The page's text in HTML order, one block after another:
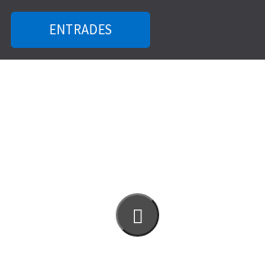
ENTRADES